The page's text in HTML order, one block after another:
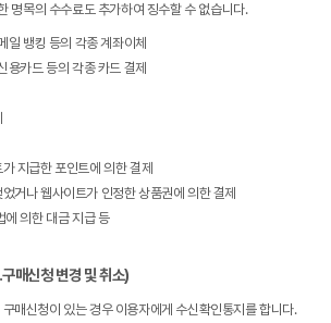
명목의 수수료도 추가하여 징수할 수 없습니다.
일 뱅킹 등의 각종 계좌이체
용카드 등의 각종 카드 결제
지급한 포인트에 의한 결제
거나 웹사이트가 인정한 상품권에 의한 결제
에 의한 대금 지급 등
매신청 변경 및 취소)
매신청이 있는 경우 이용자에게 수신확인통지를 합니다.